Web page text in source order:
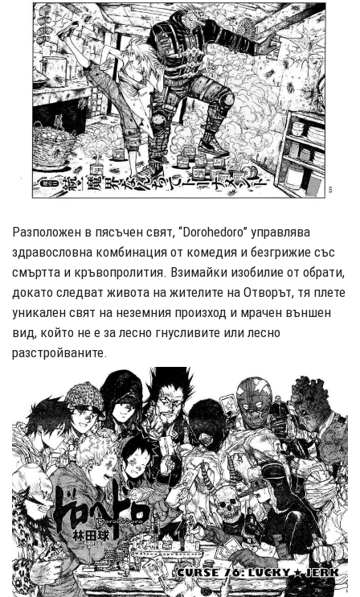
Разположен в пясъчен свят, “Dorohedoro” управлява
здравословна комбинация от комедия и безгрижие със
смъртта и кръвопролития. Взимайки изобилие от обрати,
докато следват живота на жителите на Отворът, тя плете
уникален свят на неземния произход и мрачен външен
вид, който не е за лесно гнусливите или лесно
разстройваните.